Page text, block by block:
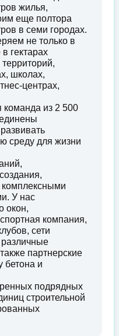
жилья,
еще полтора
в семи городах.
не только в
гектарах
школах,
центрах,
из 2 500
среду для жизни
комплексными
У нас
окон,
компания,
сети
партнерские
бетона и
подрядных
строительной